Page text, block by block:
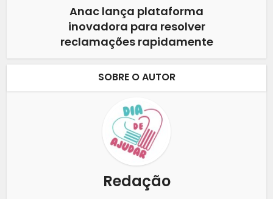
Anac lança plataforma
inovadora para resolver
reclamações rapidamente
SOBRE O AUTOR
Redação